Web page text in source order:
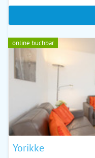
online buchbar
Yorikke